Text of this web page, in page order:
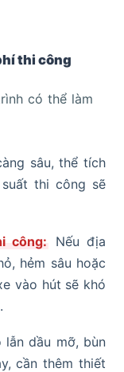
thi công
có thể làm
sâu, thể tích
thi công sẽ
công:
Nếu địa
hẻm sâu hoặc
vào hút sẽ khó
lẫn dầu mỡ, bùn
cần thêm thiết